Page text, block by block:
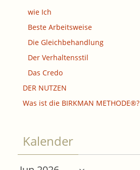
wie Ich
Beste Arbeitsweise
Die Gleichbehandlung
Der Verhaltensstil
Das Credo
DER NUTZEN
Was ist die BIRKMAN METHODE®?
Kalender